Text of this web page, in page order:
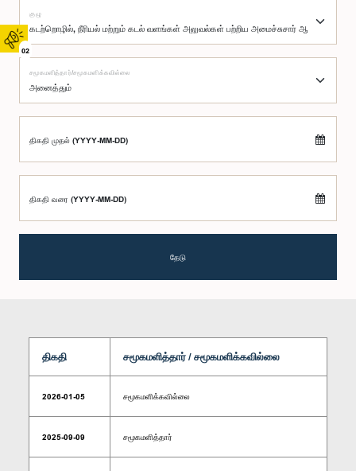
02
குழு
சமூகமளித்தார்/சமூகமளிக்கவில்லை
திகதி முதல் (YYYY-MM-DD)
திகதி வரை (YYYY-MM-DD)
தேடு
திகதி சமூகமளித்தார் / சமூகமளிக்கவில்லை
2026-01-05 சமூகமளிக்கவில்லை
2025-09-09 சமூகமளித்தார்